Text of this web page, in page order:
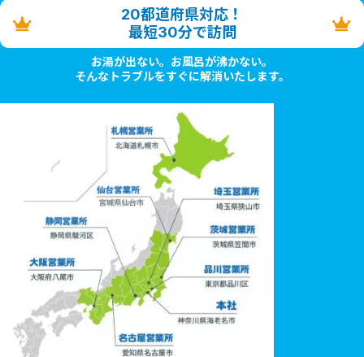
20都道府県対応！
最短30分で訪問
お湯が出ない。お風呂が沸かない。
そんなトラブルをすぐに解消いたします。